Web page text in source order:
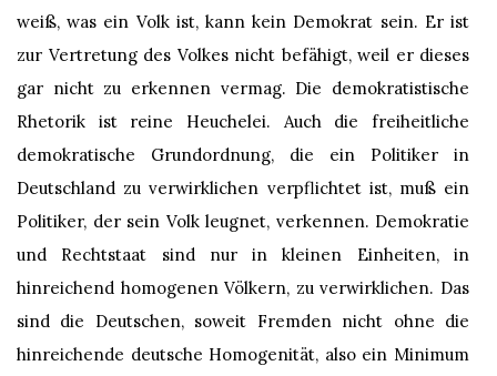
weiß, was ein Volk ist, kann kein Demokrat sein. Er ist
zur Vertretung des Volkes nicht befähigt, weil er dieses
gar nicht zu erkennen vermag. Die demokratistische
Rhetorik ist reine Heuchelei. Auch die freiheitliche
demokratische Grundordnung, die ein Politiker in
Deutschland zu verwirklichen verpflichtet ist, muß ein
Politiker, der sein Volk leugnet, verkennen. Demokratie
und Rechtstaat sind nur in kleinen Einheiten, in
hinreichend homogenen Völkern, zu verwirklichen. Das
sind die Deutschen, soweit Fremden nicht ohne die
hinreichende deutsche Homogenität, also ein Minimum